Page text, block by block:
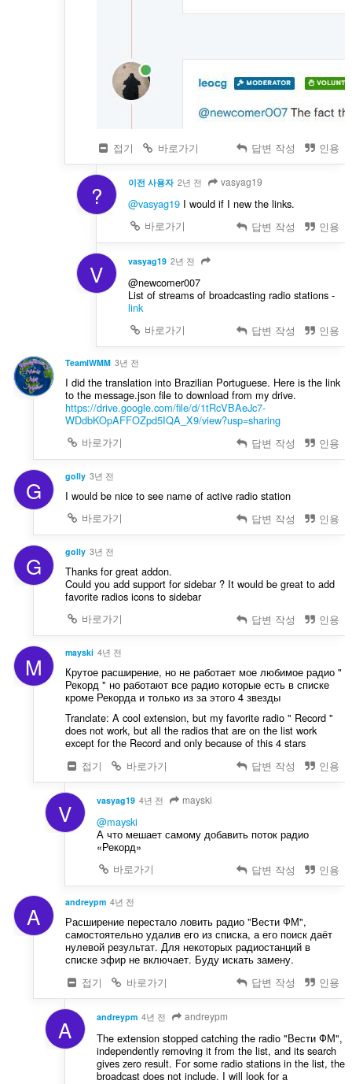
접기 바로가기 답변 작성 인용
? 이전 사용자 2년 전 vasyag19
@vasyag19I would if I new the links.
바로가기
답변 작성 인용
V vasyag19 2년 전
@newcomer007
List of streams of broadcasting radio stations -
link
바로가기
답변 작성 인용
TeamIWMM 3년 전
I did the translation into Brazilian Portuguese. Here is the link
to the message.json file to download from my drive.
https://drive.google.com/file/d/1tRcVBAeJc7-
WDdbKOpAFFOZpd5IQA_X9/view?usp=sharing
바로가기
답변 작성 인용
G golly 3년 전
I would be nice to see name of active radio station
바로가기
답변 작성 인용
G golly 3년 전
Thanks for great addon.
Could you add support for sidebar ? It would be great to add
favorite radios icons to sidebar
바로가기
답변 작성 인용
M mayski 4년 전
Крутое расширение, но не работает мое любимое радио "
Рекорд " но работают все радио которые есть в списке
кроме Рекорда и только из за этого 4 звезды
Tranclate: A cool extension, but my favorite radio " Record "
does not work, but all the radios that are on the list work
except for the Record and only because of this 4 stars
접기
바로가기 답변 작성 인용
V vasyag19 4년 전 mayski
@mayski
А что мешает самому добавить поток радио
«Рекорд»
바로가기
답변 작성 인용
A andreypm 4년 전
Расширение перестало ловить радио "Вести ФМ",
самостоятельно удалив его из списка, а его поиск даёт
нулевой результат. Для некоторых радиостанций в
списке эфир не включает. Буду искать замену.
접기
바로가기 답변 작성 인용
A andreypm 4년 전 andreypm
The extension stopped catching the radio "Вести ФМ",
independently removing it from the list, and its search
gives zero result. For some radio stations in the list, the
broadcast does not include. I will look for a